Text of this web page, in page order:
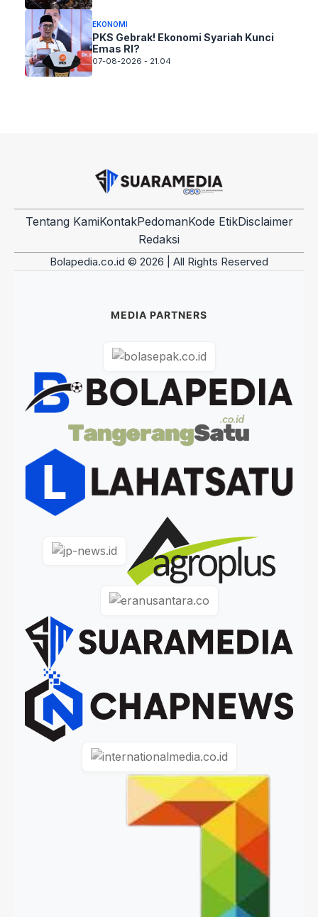
EKONOMI
PKS Gebrak! Ekonomi Syariah Kunci
Emas RI?
07-08-2026 - 21.04
Tentang KamiKontakPedomanKode EtikDisclaimer
Redaksi
Bolapedia.co.id © 2026 | All Rights Reserved
MEDIA PARTNERS